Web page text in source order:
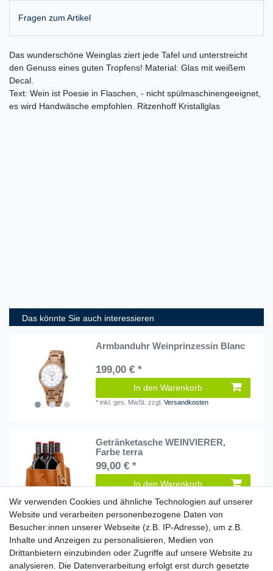
Fragen zum Artikel
Das wunderschöne Weinglas ziert jede Tafel und unterstreicht
den Genuss eines guten Tropfens! Material: Glas mit weißem
Decal.
Text: Wein ist Poesie in Flaschen, - nicht spülmaschinengeeignet,
es wird Handwäsche empfohlen. Ritzenhoff Kristallglas
Das könnte Sie auch interessieren
Armbanduhr Weinprinzessin Blanc
199,00 € *
In den Warenkorb
*inkl. ges. MwSt. zzgl.Versandkosten
Getränketasche WEINVIERER,
Farbe terra
99,00 € *
In den Warenkorb
inkl. ges. MwSt. zzgl. Versandkosten
Wein-Set
UVP 19,00 € 10,00 € *
Wir verwenden Cookies und ähnliche Technologien auf unserer
Website und verarbeiten personenbezogene Daten von
Besucher:innen unserer Webseite (z.B. IP-Adresse), um z.B.
Inhalte und Anzeigen zu personalisieren, Medien von
Drittanbietern einzubinden oder Zugriffe auf unsere Website zu
analysieren. Die Datenverarbeitung erfolgt erst durch gesetzte